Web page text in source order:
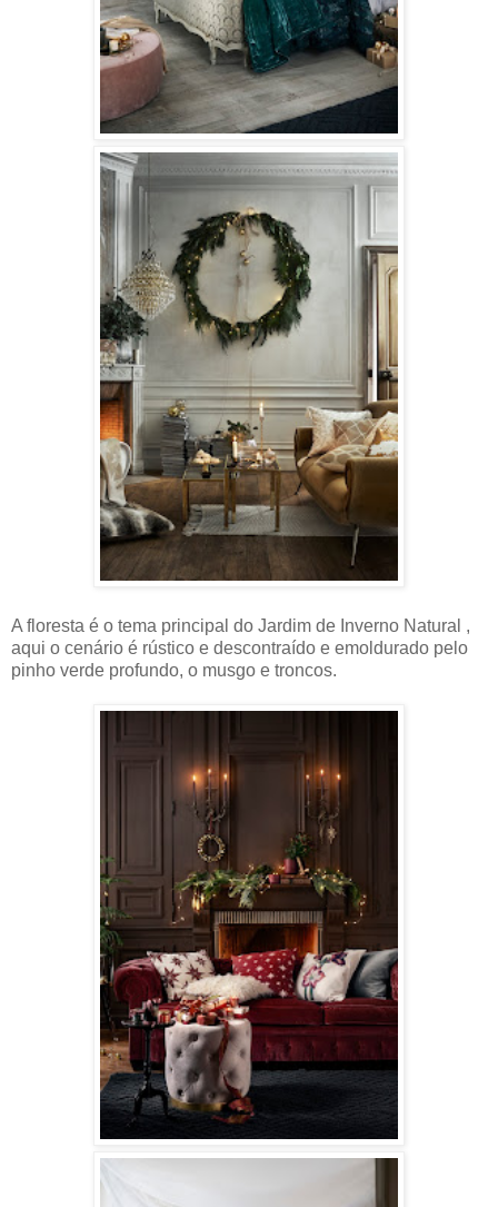
A floresta é o tema principal do Jardim de Inverno Natural ,
aqui o cenário é rústico e descontraído e emoldurado pelo
pinho verde profundo, o musgo e troncos.